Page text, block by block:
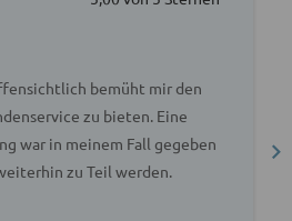
bemüht mir den
zu bieten. Eine
war in meinem Fall gegeben
zu Teil werden.